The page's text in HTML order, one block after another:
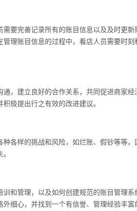
要完善记录所有的账目信息以及及时更
理账目信息的过程中，看店人员需要时
，建立良好的合作关系，共同促进商家
极提出行之有效的改进建议。
各样的挑战和风险，如烂账、假钞等等
和管理，以及如何创建规范的账目管理
细心，并找到一个有信誉、管理经验丰富